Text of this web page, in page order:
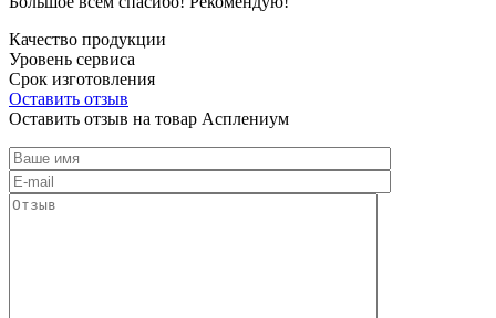
Качество продукции
Уровень сервиса
Срок изготовления
Оставить отзыв
Оставить отзыв на товар Асплениум